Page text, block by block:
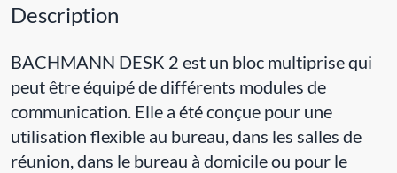
Description
BACHMANN DESK 2 est un bloc multiprise qui
peut être équipé de différents modules de
communication. Elle a été conçue pour une
utilisation flexible au bureau, dans les salles de
réunion, dans le bureau à domicile ou pour le